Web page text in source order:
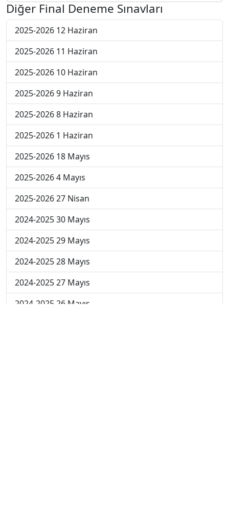
Diğer Final Deneme Sınavları
2025-2026 12 Haziran
2025-2026 11 Haziran
2025-2026 10 Haziran
2025-2026 9 Haziran
2025-2026 8 Haziran
2025-2026 1 Haziran
2025-2026 18 Mayıs
2025-2026 4 Mayıs
2025-2026 27 Nisan
2024-2025 30 Mayıs
2024-2025 29 Mayıs
2024-2025 28 Mayıs
2024-2025 27 Mayıs
2024-2025 26 Mayıs